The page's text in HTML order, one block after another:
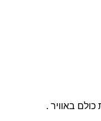
באוויר .